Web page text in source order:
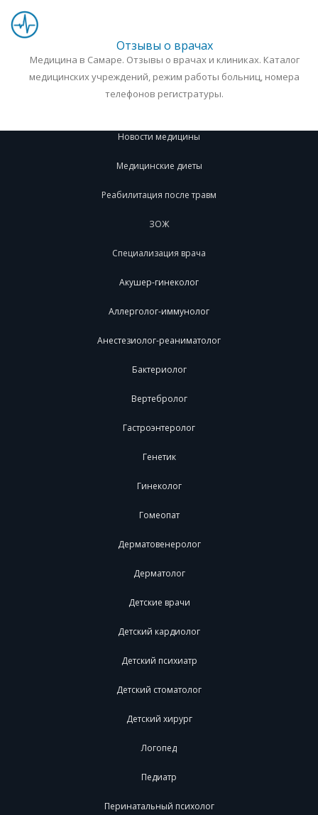
Отзывы о врачах
Медицина в Самаре. Отзывы о врачах и клиниках. Каталог
медицинских учреждений, режим работы больниц, номера
телефонов регистратуры.
Новости медицины
Медицинские диеты
Реабилитация после травм
ЗОЖ
Специализация врача
Акушер-гинеколог
Аллерголог-иммунолог
Анестезиолог-реаниматолог
Бактериолог
Вертебролог
Гастроэнтеролог
Генетик
Гинеколог
Гомеопат
Дерматовенеролог
Дерматолог
Детские врачи
Детский кардиолог
Детский психиатр
Детский стоматолог
Детский хирург
Логопед
Педиатр
Перинатальный психолог